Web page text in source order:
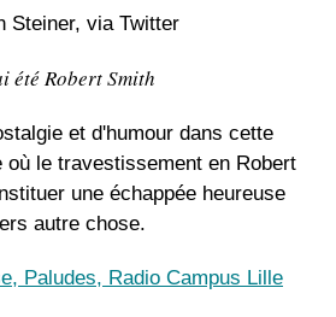
Steiner, via Twitter
été Robert Smith
et d'humour dans cette
où le travestissement en Robert
une échappée heureuse
autre chose.
Paludes, Radio Campus Lille